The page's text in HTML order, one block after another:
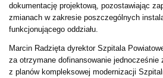
dokumentację projektową, pozostawiając
zmianach w zakresie poszczególnych
funkcjonującego oddziału.
Marcin Radzięta dyrektor Szpitala
za otrzymane dofinansowanie
z planów kompleksowej modernizacji